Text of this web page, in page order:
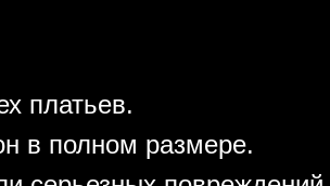
платьев.
в полном размере.